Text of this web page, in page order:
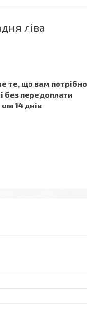
ліва
те, що вам потрібно
без передоплати
14 днів